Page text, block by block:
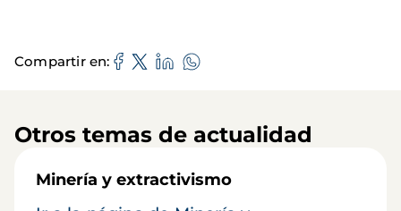
Compartir en
Otros temas de actualidad
Minería y extractivismo